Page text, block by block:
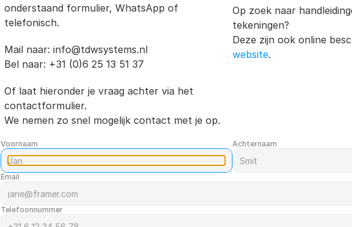
onderstaand formulier, WhatsApp of
telefonisch.
Mail naar: info@tdwsystems.nl
Bel naar: +31 (0)6 25 13 51 37
Of laat hieronder je vraag achter via het
contactformulier.
We nemen zo snel mogelijk contact met je op.
Op zoek naar
tekeningen?
website.
Voornaam Achternaam
Email
Telefoonnummer